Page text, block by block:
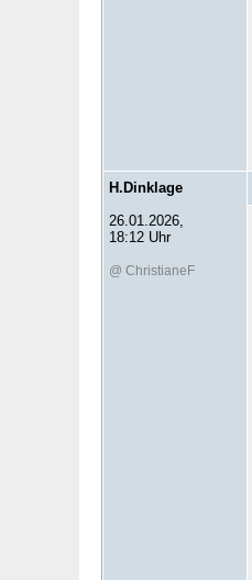
H.Dinklage
26.01.2026,
18:12 Uhr
@ ChristianeF